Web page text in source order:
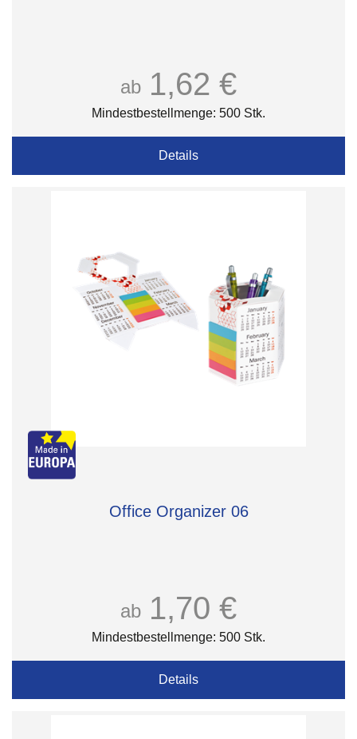
ab 1,62 €
Mindestbestellmenge: 500 Stk.
Details
Office Organizer 06
ab 1,70 €
Mindestbestellmenge: 500 Stk.
Details